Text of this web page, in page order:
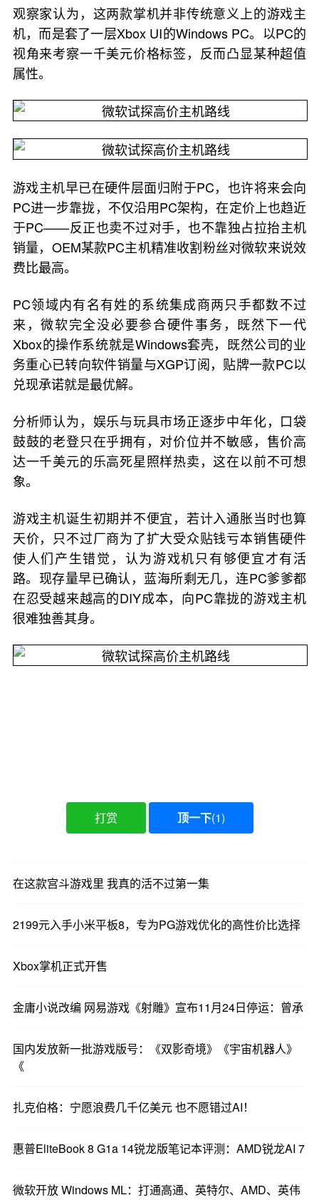
观察家认为，这两款掌机并非传统意义上的游戏主
机，而是套了一层Xbox UI的Windows PC。以PC的
视角来考察一千美元价格标签，反而凸显某种超值
属性。
游戏主机早已在硬件层面归附于PC，也许将来会向
PC进一步靠拢，不仅沿用PC架构，在定价上也趋近
于PC——反正也卖不过对手，也不靠独占拉抬主机
销量，OEM某款PC主机精准收割粉丝对微软来说效
费比最高。
PC领域内有名有姓的系统集成商两只手都数不过
来，微软完全没必要参合硬件事务，既然下一代
Xbox的操作系统就是Windows套壳，既然公司的业
务重心已转向软件销量与XGP订阅，贴牌一款PC以
兑现承诺就是最优解。
分析师认为，娱乐与玩具市场正逐步中年化，口袋
鼓鼓的老登只在乎拥有，对价位并不敏感，售价高
达一千美元的乐高死星照样热卖，这在以前不可想
象。
游戏主机诞生初期并不便宜，若计入通胀当时也算
天价，只不过厂商为了扩大受众贴钱亏本销售硬件
使人们产生错觉，认为游戏机只有够便宜才有活
路。现存量早已确认，蓝海所剩无几，连PC爹爹都
在忍受越来越高的DIY成本，向PC靠拢的游戏主机
很难独善其身。
打赏 顶一下(1)
在这款宫斗游戏里 我真的活不过第一集
2199元入手小米平板8，专为PG游戏优化的高性价比选择
Xbox掌机正式开售
金庸小说改编 网易游戏《射雕》宣布11月24日停运：曾承
国内发放新一批游戏版号：《双影奇境》《宇宙机器人》
《
扎克伯格：宁愿浪费几千亿美元 也不愿错过AI！
惠普EliteBook 8 G1a 14锐龙版笔记本评测：AMD锐龙AI 7
微软开放 Windows ML：打通高通、英特尔、AMD、英伟